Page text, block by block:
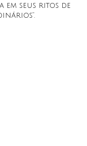
em seus ritos de